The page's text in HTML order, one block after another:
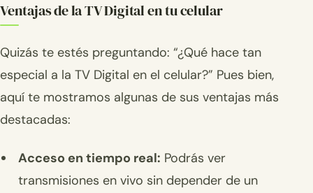
Ventajas de la TV Digital en tu celular
Quizás te estés preguntando: “¿Qué hace tan
especial a la TV Digital en el celular?” Pues bien,
aquí te mostramos algunas de sus ventajas más
destacadas:
Acceso en tiempo real: Podrás ver
transmisiones en vivo sin depender de un